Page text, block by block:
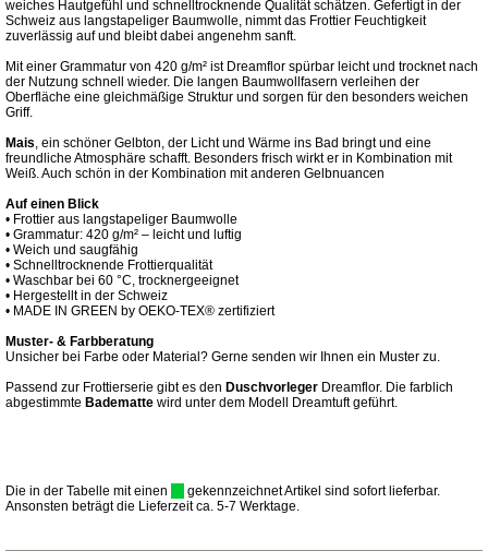
weiches Hautgefühl und schnelltrocknende Qualität schätzen. Gefertigt in der
Schweiz aus langstapeliger Baumwolle, nimmt das Frottier Feuchtigkeit
zuverlässig auf und bleibt dabei angenehm sanft.
Mit einer Grammatur von 420 g/m² ist Dreamflor spürbar leicht und trocknet nach
der Nutzung schnell wieder. Die langen Baumwollfasern verleihen der
Oberfläche eine gleichmäßige Struktur und sorgen für den besonders weichen
Griff.
Mais, ein schöner Gelbton, der Licht und Wärme ins Bad bringt und eine
freundliche Atmosphäre schafft. Besonders frisch wirkt er in Kombination mit
Weiß. Auch schön in der Kombination mit anderen Gelbnuancen
Auf einen Blick
• Frottier aus langstapeliger Baumwolle
• Grammatur: 420 g/m² – leicht und luftig
• Weich und saugfähig
• Schnelltrocknende Frottierqualität
• Waschbar bei 60 °C, trocknergeeignet
• Hergestellt in der Schweiz
• MADE IN GREEN by OEKO-TEX® zertifiziert
Muster- & Farbberatung
Unsicher bei Farbe oder Material? Gerne senden wir Ihnen ein Muster zu.
Passend zur Frottierserie gibt es den Duschvorleger Dreamflor. Die farblich
abgestimmte Badematte wird unter dem Modell Dreamtuft geführt.
Die in der Tabelle mit einen
gekennzeichnet Artikel sind sofort lieferbar.
Ansonsten beträgt die Lieferzeit ca. 5-7 Werktage.